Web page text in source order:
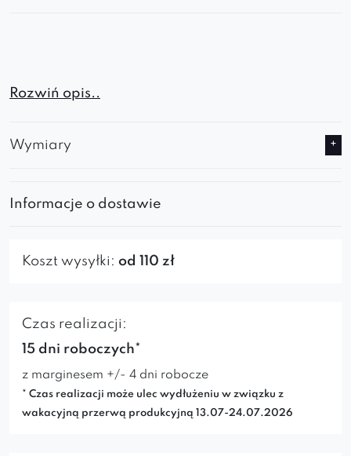
Róg QUELLE to elegancki i
modułowej
sypialni czy przestrzeni biurowej. Dzięki
Dlaczego warto?
Ergonomiczne, głębokie siedzisko
Designerski kształt i wysoka jakość
Rozwiń opis..
Wymiary
Informacje o dostawie
Koszt wysyłki: od 110 zł
Czas realizacji:
15 dni roboczych*
z marginesem +/- 4 dni robocze
* Czas realizacji może ulec wydłużeniu w związku z
wakacyjną przerwą produkcyjną 13.07-24.07.2026